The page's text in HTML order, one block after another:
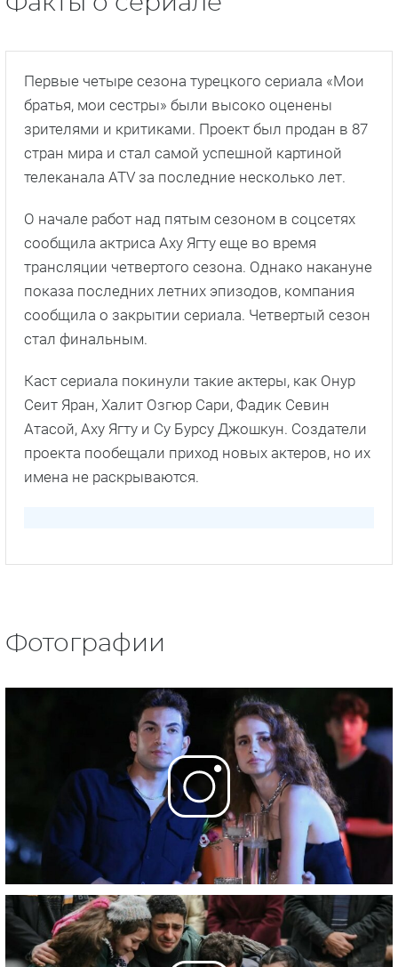
Первые четыре сезона турецкого сериала «Мои
братья, мои сестры» были высоко оценены
зрителями и критиками. Проект был продан в 87
стран мира и стал самой успешной картиной
телеканала ATV за последние несколько лет.
О начале работ над пятым сезоном в соцсетях
сообщила актриса Аху Ягту еще во время
трансляции четвертого сезона. Однако накануне
показа последних летних эпизодов, компания
сообщила о закрытии сериала. Четвертый сезон
стал финальным.
Каст сериала покинули такие актеры, как Онур
Сеит Яран, Халит Озгюр Сари, Фадик Севин
Атасой, Аху Ягту и Су Бурсу Джошкун. Создатели
проекта пообещали приход новых актеров, но их
имена не раскрываются.
Фотографии